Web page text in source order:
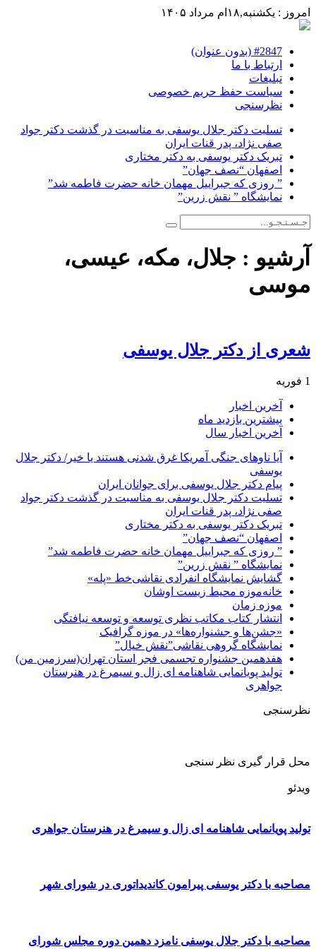
امروز : یکشنبه,۱۸ام مرداد ۱۴۰۵
#2847 (بدون عنوان)
ارتباط با ما
تبلیغات
سیاست حفظ حریم خصوصی
نظرسنجی
تسلیت دکتر جلال یوسفی به مناسبت در گذشت دکتر جواد
صفی نژاد، پدر قنات ایران
تبریک دکتر یوسفی به دکتر مختاری
اصفهان “نصف جهان”
” روزی که جبراییل مهمان خانه حضرت فاطمه شد”
نمایشگاه ” نقش زرین”
آرشیو : جلال، مکه، عیسی،
موسی
شعری از دکتر جلال یوسفی
1 فوریه
آخرین اخبار
بیشترین بازدید ماه
آخرین اخبار سال
آیا ناوهای جنگی آمریکا غرق شدنی هستند یا خیر/ دکتر جلال
یوسفی
پیام دکتر جلال یوسفی برای جوانان ایران
تسلیت دکتر جلال یوسفی به مناسبت در گذشت دکتر جواد
صفی نژاد، پدر قنات ایران
تبریک دکتر یوسفی به دکتر مختاری
اصفهان “نصف جهان”
” روزی که جبراییل مهمان خانه حضرت فاطمه شد”
نمایشگاه ” نقش زرین”
گشایش نمایشگاه انفرادی نقاشی‌خط «پله»
خانه‌موزه محیط‌ زیست اوشان
موزه زمان
انتشار کتاب مکاتب نظری توسعه و توسعه نیافتگی
«جشن‌ها و جشنواره‌ها» در موزه گرافیک
نمایشگاه گروهی نقاشی”نقش خیال”
هفدهمین جشنواره تجسمی فجر استان تهران(سرزمین من)
تولید پویانمایی شاهنامه ای زال و سیمرغ در هنرستان
جواهری
نظرسنجی
محل قرار گیری نظر سنجی
ویدئو
تولید پویانمایی شاهنامه ای زال و سیمرغ در هنرستان جواهری
مصاحبه با دکتر یوسفی پیرامون کاندیداتوری در شورای شهر
مصاحبه با دکتر جلال یوسفی نامزد دهمین دوره مجلس شورای